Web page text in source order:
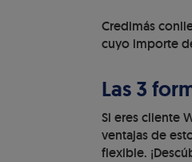
Credimás
cuyo importe
Las 3
Si eres cliente
ventajas de
flexible.